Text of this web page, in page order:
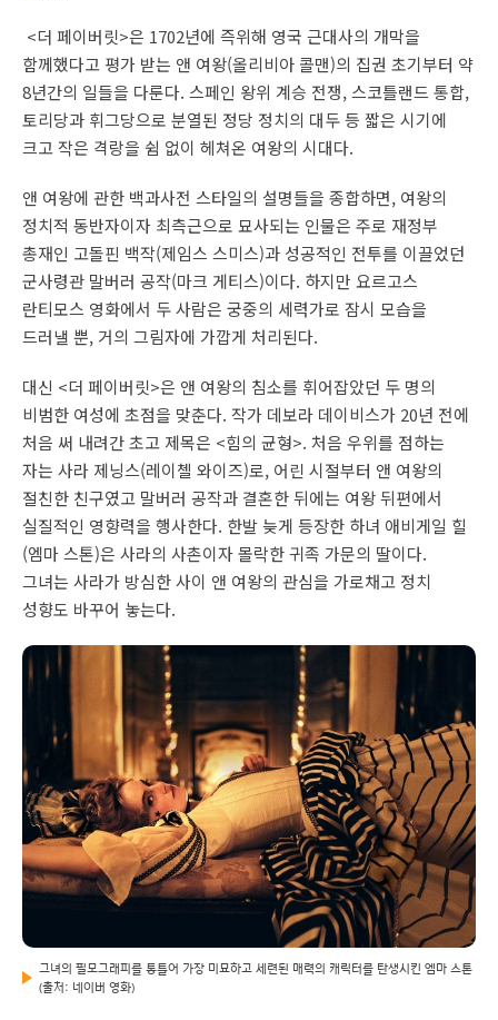
<더 페이버릿>은 1702년에 즉위해 영국 근대사의 개막을
함께했다고 평가 받는 앤 여왕(올리비아 콜맨)의 집권 초기부터 약
8년간의 일들을 다룬다. 스페인 왕위 계승 전쟁, 스코틀랜드 통합,
토리당과 휘그당으로 분열된 정당 정치의 대두 등 짧은 시기에
크고 작은 격랑을 쉼 없이 헤쳐온 여왕의 시대다.
앤 여왕에 관한 백과사전 스타일의 설명들을 종합하면, 여왕의
정치적 동반자이자 최측근으로 묘사되는 인물은 주로 재정부
총재인 고돌핀 백작(제임스 스미스)과 성공적인 전투를 이끌었던
군사령관 말버러 공작(마크 게티스)이다. 하지만 요르고스
란티모스 영화에서 두 사람은 궁중의 세력가로 잠시 모습을
드러낼 뿐, 거의 그림자에 가깝게 처리된다.
대신 <더 페이버릿>은 앤 여왕의 침소를 휘어잡았던 두 명의
비범한 여성에 초점을 맞춘다. 작가 데보라 데이비스가 20년 전에
처음 써 내려간 초고 제목은 <힘의 균형>. 처음 우위를 점하는
자는 사라 제닝스(레이첼 와이즈)로, 어린 시절부터 앤 여왕의
절친한 친구였고 말버러 공작과 결혼한 뒤에는 여왕 뒤편에서
실질적인 영향력을 행사한다. 한발 늦게 등장한 하녀 애비게일 힐
(엠마 스톤)은 사라의 사촌이자 몰락한 귀족 가문의 딸이다.
그녀는 사라가 방심한 사이 앤 여왕의 관심을 가로채고 정치
성향도 바꾸어 놓는다.
그녀의 필모그래피를 통틀어 가장 미묘하고 세련된 매력의 캐릭터를 탄생시킨 엠마 스톤
(출처: 네이버 영화)